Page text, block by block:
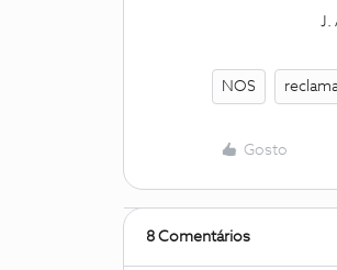
J. A.
NOS
Gosto
8 Comentários